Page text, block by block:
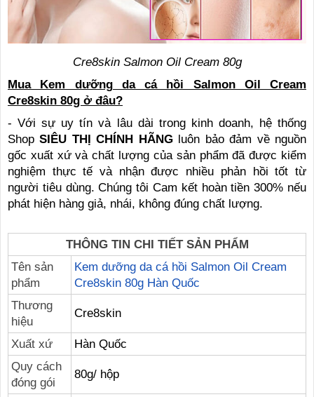
Cre8skin Salmon Oil Cream 80g
Mua Kem dưỡng da cá hồi Salmon Oil Cream
Cre8skin 80g ở đâu?
- Với sự uy tín và lâu dài trong kinh doanh, hệ thống
ShopSIÊU THỊ CHÍNH HÃNGluôn bảo đảm về nguồn
gốc xuất xứ và chất lượng của sản phẩm đã được kiểm
nghiệm thực tế và nhận được nhiều phản hồi tốt từ
người tiêu dùng. Chúng tôi Cam kết hoàn tiền 300% nếu
phát hiện hàng giả, nhái, không đúng chất lượng.
THÔNG TIN CHI TIẾT SẢN PHẨM
Tên sản
phẩm
Kem dưỡng da cá hồi Salmon Oil Cream
Cre8skin 80g Hàn Quốc
Thương
hiệu
Cre8skin
Xuất xứ
Hàn Quốc
Quy cách
đóng gói
80g/ hộp